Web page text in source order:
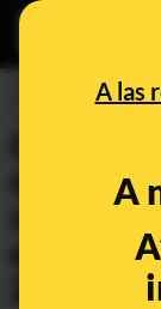
A las
A
PREBUNKING
Cómo se